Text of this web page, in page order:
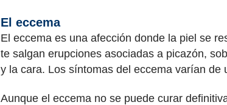
El eccema
El eccema es una afección donde la piel se
te salgan erupciones asociadas a picazón,
y la cara. Los síntomas del eccema varían de
Aunque el eccema no se puede curar